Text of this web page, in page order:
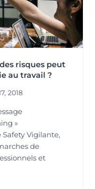
risques peut
au travail ?
2018
»
Safety Vigilante,
de
et